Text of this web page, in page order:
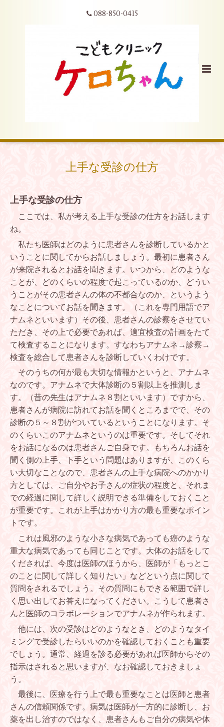
088-850-0415
上手な受診の仕方
上手な受診の仕方
ここでは、私が考える上手な受診の仕方をお話します
ね。
私たち医師はどのように患者さんを診断しているかと
いうことに関してからお話しましょう。最初に患者さん
が来院されるとお話を聞きます。いつから、どのような
ことが、どのくらいの程度で起こっているのか、どうい
うことがその患者さんの体の不都合なのか、というよう
なことについてお話を聞きます。（これを専門用語でア
ナムネといいます）その後、患者さんの診察をさせてい
ただき、その上で必要であれば、適宜検査の計画をたて
て検査することになります。すなわちアナムネ →診察 →
検査を総合して患者さんを診断していくわけです。
そのうちの何が最も大切な情報かというと、アナムネ
なのです。アナムネで大体診断の５割以上を推測しま
す。（昔の先生はアナムネ８割といいます）ですから、
患者さんが病院に訪れてお話を聞くところまでで、その
診断の５～８割がついているということになります。そ
のくらいこのアナムネというのは重要です。そしてそれ
をお話になるのは患者さんご自身です。もちろんお話を
聞く側の上手、下手という問題はありますが、このくら
い大切なことなので、患者さんの上手な病院へのかかり
方としては、ご自分やお子さんの症状の程度と、それま
での経過に関して詳しく説明できる準備をしておくこと
が重要です。これが上手はかかり方の最も重要なポイン
トです。
これは風邪のような小さな病気であっても癌のような
重大な病気であっても同じことです。大体のお話をして
くだされば、今度は医師のほうから、医師が「もっとこ
のことに関して詳しく知りたい」などという点に関して
質問をされるでしょう。その質問にもできる範囲で詳し
く思い出してお答えになってください。こうして患者さ
んと医師のコラボレーションでアナムネが作られます。
他には、次の受診はどのようなとき、どのようなタイ
ミングで受診したらいいのかを確認しておくことも重要
でしょう。通常、経過を診る必要があれば医師からその
指示はされると思いますが、なお確認しておきましょ
う。
最後に、医療を行う上で最も重要なことは医師と患者
さんの信頼関係です。病気は医師が一方的に診断し、お
薬を出し治すのではなく、患者さんもご自分の病気や体